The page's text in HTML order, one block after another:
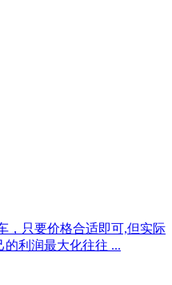
，只要价格合适即可,但实际
的利润最大化往往 ...